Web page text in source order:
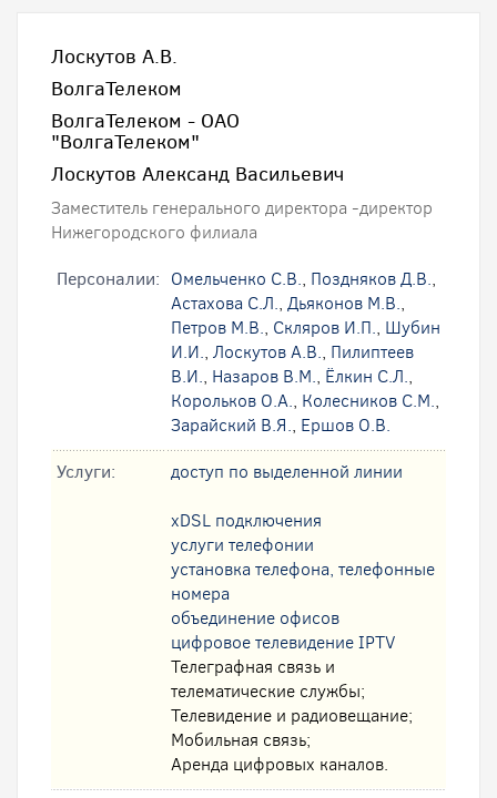
Лоскутов А.В.
ВолгаТелеком
ВолгаТелеком - ОАО
"ВолгаТелеком"
Лоскутов Александ Васильевич
Заместитель генерального директора -директор
Нижегородского филиала
Персоналии: Омельченко С.В., Поздняков Д.В.,
Астахова С.Л., Дьяконов М.В.,
Петров М.В., Скляров И.П., Шубин
И.И., Лоскутов А.В., Пилиптеев
В.И., Назаров В.М., Ёлкин С.Л.,
Корольков О.А., Колесников С.М.,
Зарайский В.Я., Ершов О.В.
Услуги:
доступ по выделенной линии
xDSL подключения
услуги телефонии
установка телефона, телефонные
номера
oбъединение офисов
цифровое телевидение IPTV
Телеграфная связь и
телематические службы;
Телевидение и радиовещание;
Мобильная связь;
Аренда цифровых каналов.